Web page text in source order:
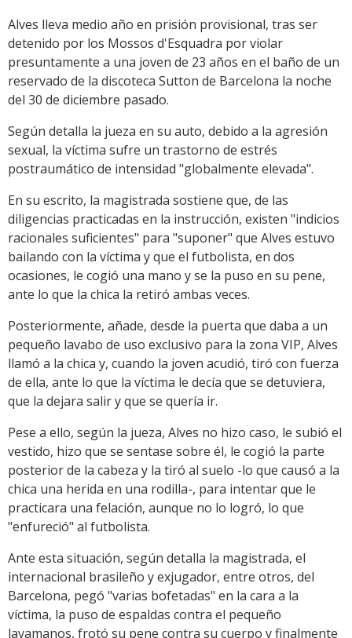
Alves lleva medio año en prisión provisional, tras ser
detenido por los Mossos d'Esquadra por violar
presuntamente a una joven de 23 años en el baño de un
reservado de la discoteca Sutton de Barcelona la noche
del 30 de diciembre pasado.
Según detalla la jueza en su auto, debido a la agresión
sexual, la víctima sufre un trastorno de estrés
postraumático de intensidad "globalmente elevada".
En su escrito, la magistrada sostiene que, de las
diligencias practicadas en la instrucción, existen "indicios
racionales suficientes" para "suponer" que Alves estuvo
bailando con la víctima y que el futbolista, en dos
ocasiones, le cogió una mano y se la puso en su pene,
ante lo que la chica la retiró ambas veces.
Posteriormente, añade, desde la puerta que daba a un
pequeño lavabo de uso exclusivo para la zona VIP, Alves
llamó a la chica y, cuando la joven acudió, tiró con fuerza
de ella, ante lo que la víctima le decía que se detuviera,
que la dejara salir y que se quería ir.
Pese a ello, según la jueza, Alves no hizo caso, le subió el
vestido, hizo que se sentase sobre él, le cogió la parte
posterior de la cabeza y la tiró al suelo -lo que causó a la
chica una herida en una rodilla-, para intentar que le
practicara una felación, aunque no lo logró, lo que
"enfureció" al futbolista.
Ante esta situación, según detalla la magistrada, el
internacional brasileño y exjugador, entre otros, del
Barcelona, pegó "varias bofetadas" en la cara a la
víctima, la puso de espaldas contra el pequeño
lavamanos, frotó su pene contra su cuerpo y finalmente